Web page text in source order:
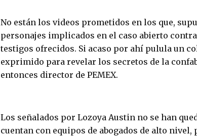
No están los videos prometidos en los que,
personajes implicados en el caso abierto
testigos ofrecidos. Si acaso por ahí pulula un
exprimido para revelar los secretos de la
entonces director de PEMEX.
Los señalados por Lozoya Austin no se han
cuentan con equipos de abogados de alto